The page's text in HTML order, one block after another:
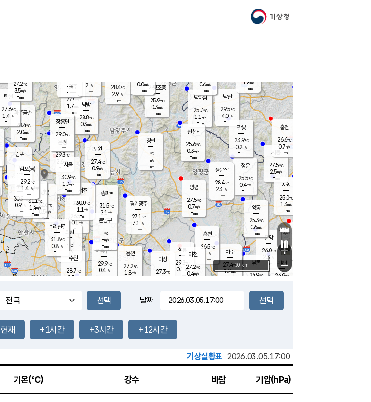
기상청
문막
26.0℃
2.3m/s
mm
남이섬
25.7℃
1.1 m/s
-mm
양주
27.9℃
1.7
-mm
부론
24.9℃
과천
26.5℃
0.1m/s
- mm
남산
29.5℃
4.0m/s
-mm
-mm
청운
25.5℃
0.4m/s
-mm
팔봉
23.9℃
0.2m/s
-mm
-mm
용인
27.2℃
1.8m/s
여주
27.4℃
1.2m/s
양동
25.3℃
0.6m/s
-mm
경기광주
27.1℃
3.1 m/s
-mm
장호원
0.6m/s
-mm
27.9
℃
파주금촌
28.4℃
2.0m/s
-mm
가평조종
25.9℃
0.3m/s
-mm
28.4℃
2.9m/s
-mm
신천*
25.6℃
0.3m/s
-mm
창현
-℃
-m/s
-mm
탄현
27.6℃
1.4m/s
-mm
0.0m/s
-mm
29.8℃
1.2m/s
-mm
흥천
26.5℃
-m/s
-mm
마장
27.3℃
의왕
- ℃
m/s
mm
김포
- ℃
-m/s
mm
설봉
29.3
0.1 m/s
- mm
광명
32.6 ℃
0.5 m/s
-mm
부천
30.9℃
0.9m/s
-mm
-mm
구로
31.1℃
1.4m/s
-mm
은평
29.3℃
2.6 m/s
- mm
노원
27.4℃
0.9m/s
-mm
송파*
31.5℃
2.1 m/s
-mm
서초
30.0℃
1.1 m/s
-mm
남방
28.8℃
0.3m/s
-mm
기흥구갈
29.9℃
0.4m/s
-
수리산길
31.8℃
0.8m/s
-mm
분당구
-℃
-m/s
-mm
장흥면
29.0℃
-m/s
-mm
-m/s
-mm
시동
27.5℃
2.5m/s
- mm
귀래
24.9℃
서원
25.0℃
1.3m/s
-mm
용문산
28.4℃
2.3m/s
-mm
김포(공)
29.2℃
1.4m/s
-mm
홍천
26.6℃
0.7m/s
-mm
이천
27.2℃
0.4m/s
양평
27.5℃
0.7m/s
-mm
수원
28.7℃
0.3 m/s
서울
30.9℃
1.9m/s
-mm
1.8m/s
-mm
27.2℃
3.5m/s
-mm
2m/s
-mm
+
−
20 km
날짜
현재 +1시간 +3시간 +12시간
기상실황표 2026.03.05.17:00
기온(℃) 강수 바람 기압(hPa)